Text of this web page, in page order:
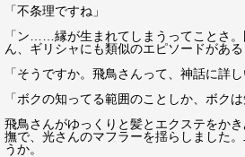
「不条理ですね」
「ン……縁が生まれてしまうってことさ
ん、ギリシャにも類似のエピソードがある
「そうですか。飛鳥さんって、神話に詳し
「ボクの知ってる範囲のことしか、ボクは
飛鳥さんがゆっくりと髪とエクステをか
撫で、光さんのマフラーを揺らしました
うか。